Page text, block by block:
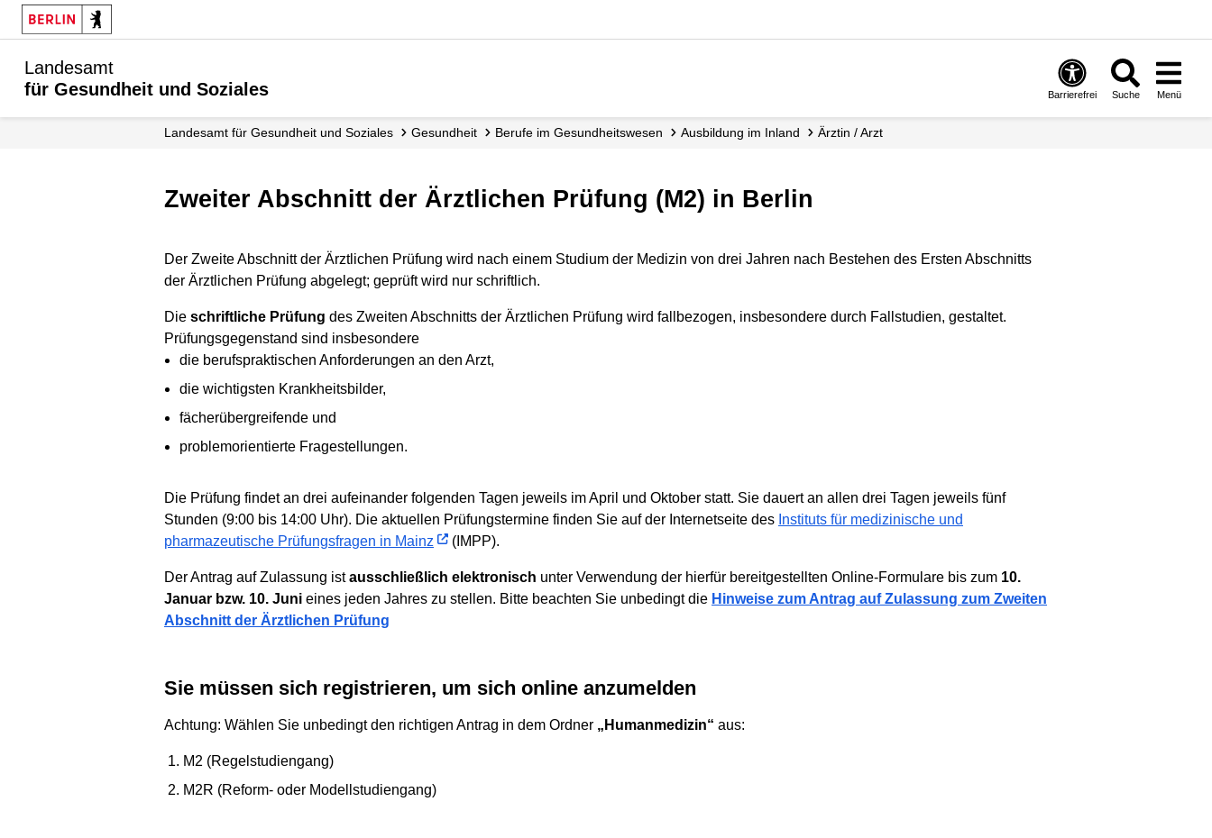
Landesamt
für Gesundheit und Soziales
Barrierefrei Suche Menü
Landesamt für Gesundheit und Soziales Gesundheit Berufe im Gesundheits­wesen Ausbildung im Inland Ärztin / Arzt
Zweiter Abschnitt der Ärztlichen Prüfung (M2) in Berlin
Der Zweite Abschnitt der Ärztlichen Prüfung wird nach einem Studium der Medizin von drei Jahren nach Bestehen des Ersten Abschnitts
der Ärztlichen Prüfung abgelegt; geprüft wird nur schriftlich.
Die schriftliche Prüfung des Zweiten Abschnitts der Ärztlichen Prüfung wird fallbezogen, insbesondere durch Fallstudien, gestaltet.
Prüfungsgegenstand sind insbesondere
die berufspraktischen Anforderungen an den Arzt,
die wichtigsten Krankheitsbilder,
fächerübergreifende und
problemorientierte Fragestellungen.
Die Prüfung findet an drei aufeinander folgenden Tagen jeweils im April und Oktober statt. Sie dauert an allen drei Tagen jeweils fünf
Stunden (9:00 bis 14:00 Uhr). Die aktuellen Prüfungstermine finden Sie auf der Internetseite des Instituts für medizinische und
pharmazeutische Prüfungsfragen in Mainz
(IMPP).
Der Antrag auf Zulassung istausschließlich elektronisch unter Verwendung der hierfür bereitgestellten Online-Formulare bis zum 10.
Januar bzw. 10. Juni eines jeden Jahres zu stellen. Bitte beachten Sie unbedingt die Hinweise zum Antrag auf Zulassung zum Zweiten
Abschnitt der Ärztlichen Prüfung
Sie müssen sich registrieren, um sich online anzumelden
Achtung: Wählen Sie unbedingt den richtigen Antrag in dem Ordner „Humanmedizin“ aus:
M2 (Regelstudiengang)
M2R (Reform- oder Modellstudiengang)